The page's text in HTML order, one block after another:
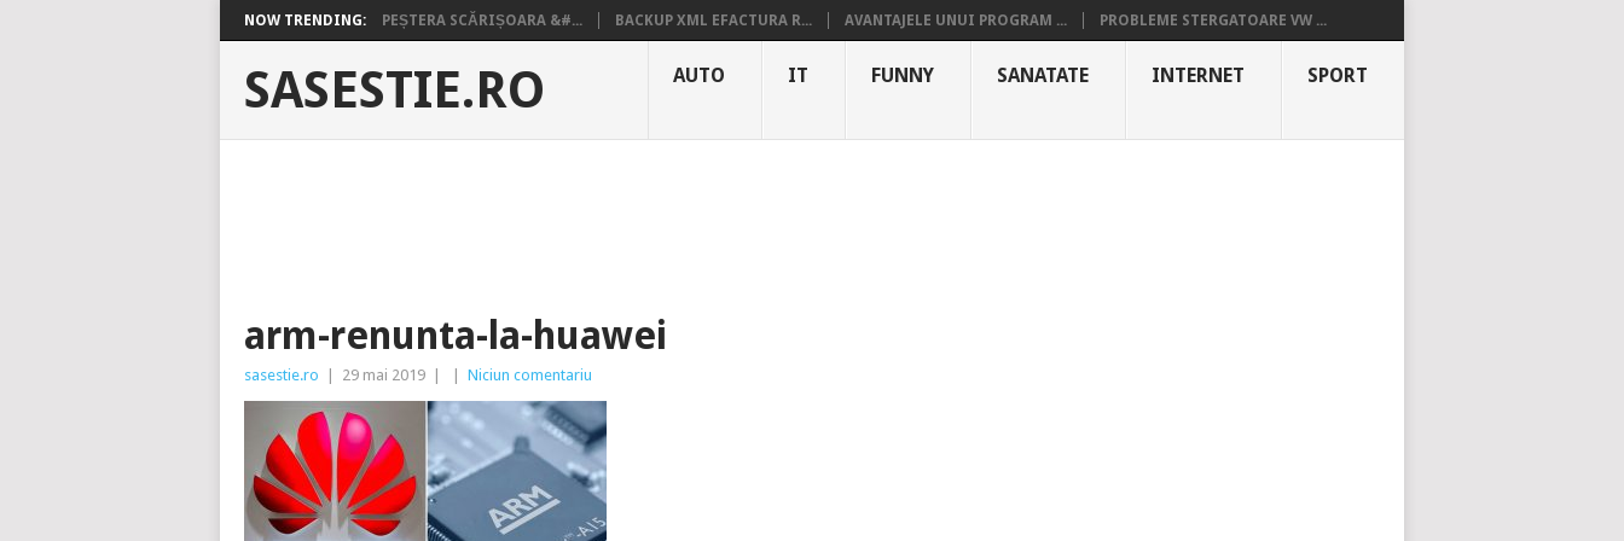
NOW TRENDING: PEȘTERA SCĂRIȘOARA &#... BACKUP XML EFACTURA R... AVANTAJELE UNUI PROGRAM ... PROBLEME STERGATOARE VW ...
SASESTIE.RO AUTO IT FUNNY SANATATE INTERNET SPORT
arm-renunta-la-huawei
sasestie.ro 29 mai 2019 Niciun comentariu